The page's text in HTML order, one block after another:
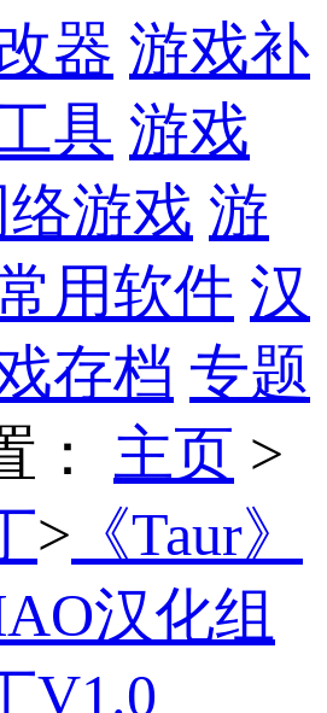
器 游戏补
具 游戏
络游戏 游
用软件 汉
存档 专题
： 主页 >
> 《Taur》
汉化组
V1.0